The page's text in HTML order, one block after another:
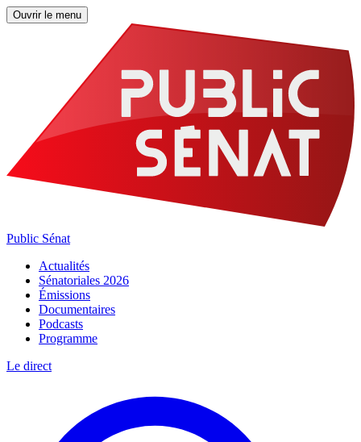
Ouvrir le menu
Public Sénat
Actualités
Sénatoriales 2026
Émissions
Documentaires
Podcasts
Programme
Le direct